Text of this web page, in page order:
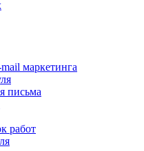
маркетинга
письма
работ